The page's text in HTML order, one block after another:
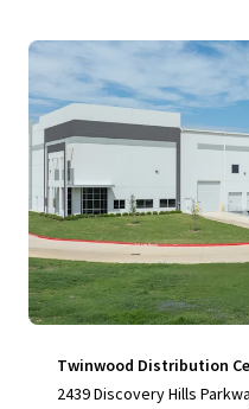
Twinwood Distribution
2439 Discovery Hills